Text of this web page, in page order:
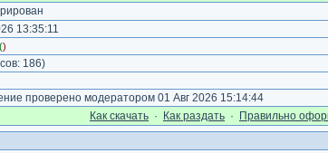
13:35:11
()
186)
проверено модератором 01 Авг 2026 15:14:44
Как cкачать · Как раздать · Правильно